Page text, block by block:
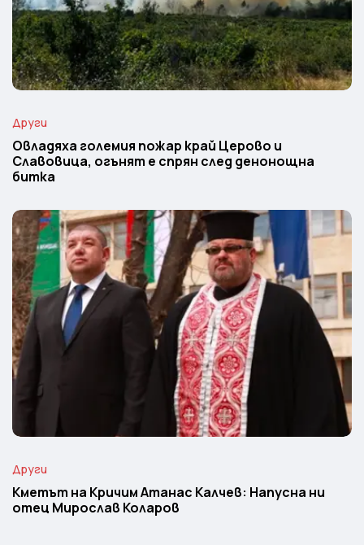
Други
Овладяха големия пожар край Церово и
Славовица, огънят е спрян след денонощна
битка
Други
Кметът на Кричим Атанас Калчев: Напусна ни
отец Мирослав Коларов